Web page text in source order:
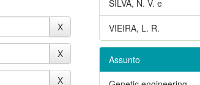
SILVA, N. V. e
VIEIRA, L. R.
Assunto